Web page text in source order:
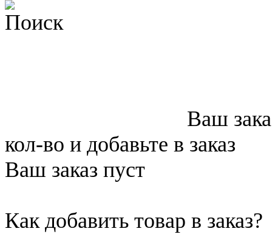
Поиск
Ваш
кол-во и добавьте в заказ
Ваш заказ пуст
Как добавить товар в заказ?